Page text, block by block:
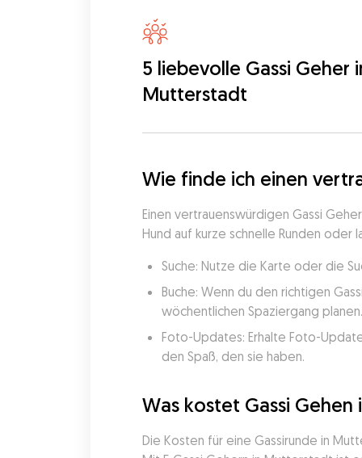
5 liebevolle Gassi Geher
Mutterstadt
Wie finde ich einen
Einen vertrauenswürdigen Gassi
Hund auf kurze schnelle Runden
Suche: Nutze die Karte oder die
Buche: Wenn du den richtigen
wöchentlichen Spaziergang planen.
Foto-Updates: Erhalte Foto-
den Spaß, den sie haben.
Was kostet Gassi
Die Kosten für eine Gassirunde in